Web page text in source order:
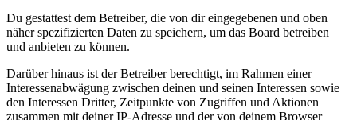
Du gestattest dem Betreiber, die von dir eingegebenen und oben
näher spezifizierten Daten zu speichern, um das Board betreiben
und anbieten zu können.
Darüber hinaus ist der Betreiber berechtigt, im Rahmen einer
Interessenabwägung zwischen deinen und seinen Interessen sowie
den Interessen Dritter, Zeitpunkte von Zugriffen und Aktionen
zusammen mit deiner IP-Adresse und der von deinem Browser